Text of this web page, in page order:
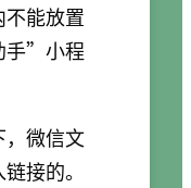
能放置
手”小程
，微信文
接的。